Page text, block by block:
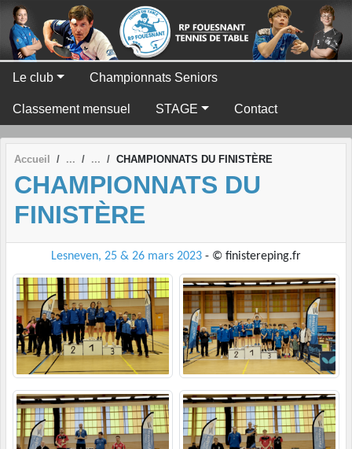
Le club Championnats Seniors
Classement mensuel STAGE Contact
Accueil CHAMPIONNATS DU FINISTÈRE
CHAMPIONNATS DU
FINISTÈRE
Lesneven, 25 & 26 mars 2023 - © finistereping.fr
Panneau de gestion des cookies